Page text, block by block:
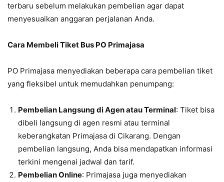
terbaru sebelum melakukan pembelian agar dapat
menyesuaikan anggaran perjalanan Anda.
Cara Membeli Tiket Bus PO Primajasa
PO Primajasa menyediakan beberapa cara pembelian tiket
yang fleksibel untuk memudahkan penumpang:
Pembelian Langsung di Agen atau Terminal: Tiket bisa
dibeli langsung di agen resmi atau terminal
keberangkatan Primajasa di Cikarang. Dengan
pembelian langsung, Anda bisa mendapatkan informasi
terkini mengenai jadwal dan tarif.
Pembelian Online: Primajasa juga menyediakan